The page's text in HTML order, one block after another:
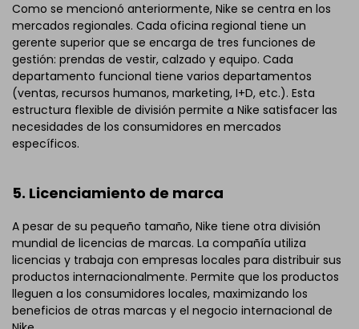
Como se mencionó anteriormente, Nike se centra en los
mercados regionales. Cada oficina regional tiene un
gerente superior que se encarga de tres funciones de
gestión: prendas de vestir, calzado y equipo. Cada
departamento funcional tiene varios departamentos
(ventas, recursos humanos, marketing, I+D, etc.). Esta
estructura flexible de división permite a Nike satisfacer las
necesidades de los consumidores en mercados
específicos.
5. Licenciamiento de marca
A pesar de su pequeño tamaño, Nike tiene otra división
mundial de licencias de marcas. La compañía utiliza
licencias y trabaja con empresas locales para distribuir sus
productos internacionalmente. Permite que los productos
lleguen a los consumidores locales, maximizando los
beneficios de otras marcas y el negocio internacional de